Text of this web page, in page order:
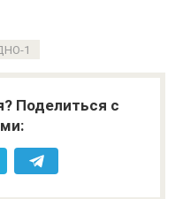
1
Поделиться с